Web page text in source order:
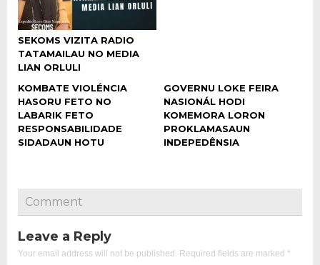
SEKOMS VIZITA RADIO
TATAMAILAU NO MEDIA
LIAN ORLULI
KOMBATE VIOLÉNCIA
HASORU FETO NO
LABARIK FETO
RESPONSABILIDADE
SIDADAUN HOTU
GOVERNU LOKE FEIRA
NASIONÁL HODI
KOMEMORA LORON
PROKLAMASAUN
INDEPEDÊNSIA
Comment
Leave a Reply
Your email address will not be published. Required fields are marked *